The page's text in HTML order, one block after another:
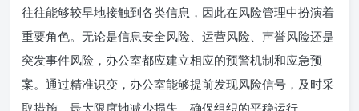
往往能够较早地接触到各类信息，因此在风险管理中扮演着
重要角色。无论是信息安全风险、运营风险、声誉风险还是
突发事件风险，办公室都应建立相应的预警机制和应急预
案。通过精准识变，办公室能够提前发现风险信号，及时采
取措施，最大限度地减少损失，确保组织的平稳运行。